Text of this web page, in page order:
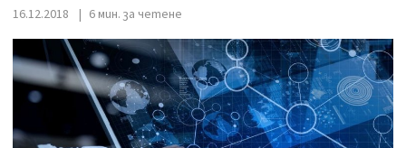
16.12.2018 6 мин. за четене